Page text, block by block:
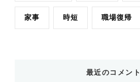
家事 時短 職場復帰
最近のコメント